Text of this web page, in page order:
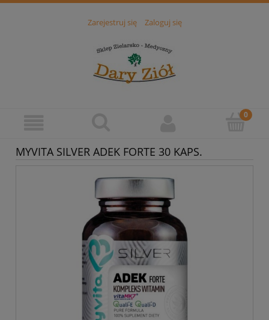
Zarejestruj się Zaloguj się
MYVITA SILVER ADEK FORTE 30 KAPS.